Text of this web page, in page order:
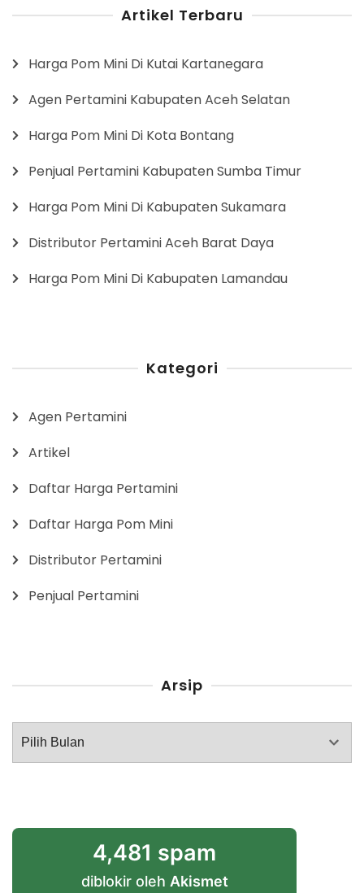
Artikel Terbaru
Harga Pom Mini Di Kutai Kartanegara
Agen Pertamini Kabupaten Aceh Selatan
Harga Pom Mini Di Kota Bontang
Penjual Pertamini Kabupaten Sumba Timur
Harga Pom Mini Di Kabupaten Sukamara
Distributor Pertamini Aceh Barat Daya
Harga Pom Mini Di Kabupaten Lamandau
Kategori
Agen Pertamini
Artikel
Daftar Harga Pertamini
Daftar Harga Pom Mini
Distributor Pertamini
Penjual Pertamini
Arsip
Arsip
4,481 spam
diblokir oleh Akismet